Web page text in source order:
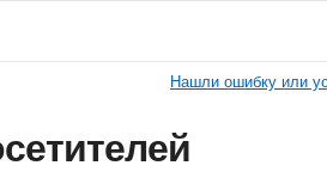
Нашли ошибку или